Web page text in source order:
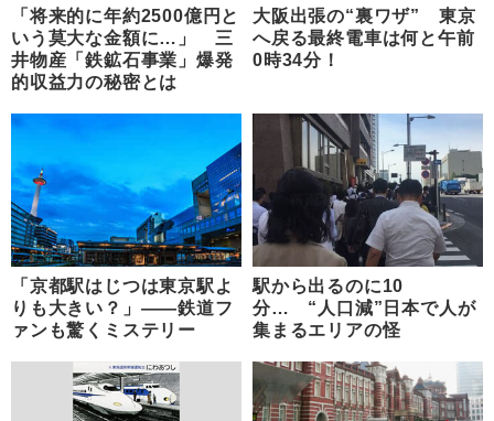
「将来的に年約2500億円と
いう莫大な金額に…」 三
井物産「鉄鉱石事業」爆発
的収益力の秘密とは
大阪出張の“裏ワザ” 東京
へ戻る最終電車は何と午前
0時34分！
「京都駅はじつは東京駅よ
りも大きい？」――鉄道フ
ァンも驚くミステリー
駅から出るのに10
分… “人口減”日本で人が
集まるエリアの怪